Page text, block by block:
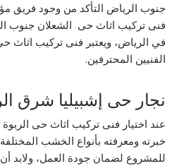
جنوب الرياض التأكد من وجود فريق
فنى تركيب اثاث حى الشعلان جنوب
في الرياض، ويعتبر فنى تركيب
الفنيين المحترفين.
نجار حى إشبيليا شرق
عند اختيار فنى تركيب اثاث حى
خبرته ومعرفته بأنواع الخشب
للمشروع لضمان جودة العمل، ولابد